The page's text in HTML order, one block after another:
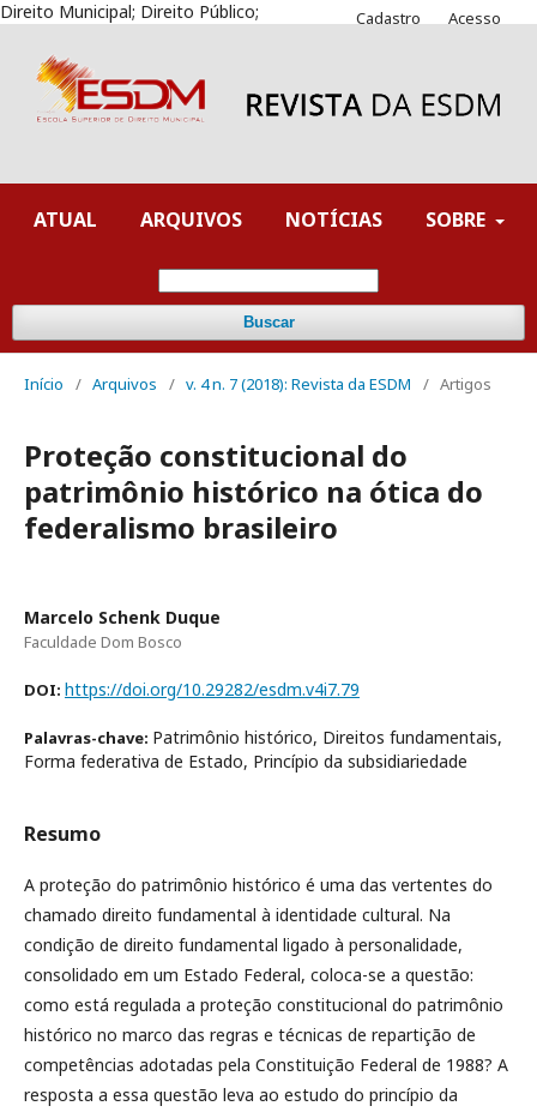
Direito Municipal; Direito Público;
ATUAL ARQUIVOS NOTÍCIAS SOBRE
Buscar
Cadastro Acesso
Início / Arquivos / v. 4 n. 7 (2018): Revista da ESDM / Artigos
Proteção constitucional do
patrimônio histórico na ótica do
federalismo brasileiro
Marcelo Schenk Duque
Faculdade Dom Bosco
DOI: https://doi.org/10.29282/esdm.v4i7.79
Palavras-chave: Patrimônio histórico, Direitos fundamentais,
Forma federativa de Estado, Princípio da subsidiariedade
Resumo
A proteção do patrimônio histórico é uma das vertentes do
chamado direito fundamental à identidade cultural. Na
condição de direito fundamental ligado à personalidade,
consolidado em um Estado Federal, coloca-se a questão:
como está regulada a proteção constitucional do patrimônio
histórico no marco das regras e técnicas de repartição de
competências adotadas pela Constituição Federal de 1988? A
resposta a essa questão leva ao estudo do princípio da